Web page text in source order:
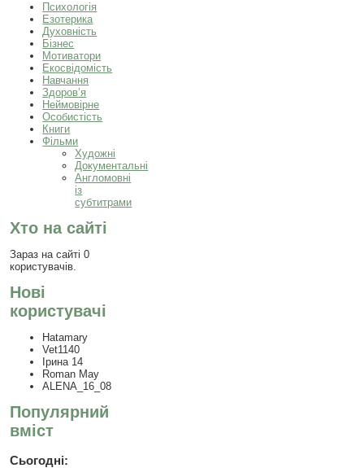
Психологія
Езотерика
Духовність
Бізнес
Мотиватори
Екосвідомість
Навчання
Здоров’я
Неймовірне
Особистість
Книги
Фільми
Художні
Документальні
Англомовні
із
субтитрами
Хто на сайті
Зараз на сайті 0
користувачів.
Нові
користувачі
Hatamary
Vet1140
Ірина 14
Roman May
ALENA_16_08
Популярний
вміст
Сьогодні: